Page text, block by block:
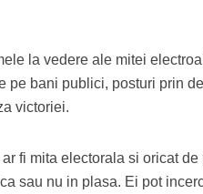
la vedere ale mitei
pe bani publici, posturi prin
victoriei.
fi mita electorala si oricat
sau nu in plasa. Ei pot